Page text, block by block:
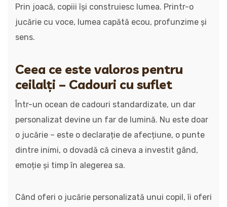
Prin joacă, copiii își construiesc lumea. Printr-o
jucărie cu voce, lumea capătă ecou, profunzime și
sens.
Ceea ce este valoros pentru
ceilalți – Cadouri cu suflet
Într-un ocean de cadouri standardizate, un dar
personalizat devine un far de lumină. Nu este doar
o jucărie – este o declarație de afecțiune, o punte
dintre inimi, o dovadă că cineva a investit gând,
emoție și timp în alegerea sa.
Când oferi o jucărie personalizată unui copil, îi oferi